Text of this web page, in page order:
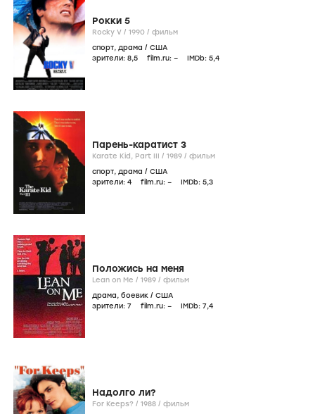
Рокки 5
Rocky V / 1990 / фильм
спорт, драма / США
зрители: 8,5 film.ru: – IMDb: 5,4
Парень-каратист 3
Karate Kid, Part III / 1989 / фильм
спорт, драма / США
зрители: 4 film.ru: – IMDb: 5,3
Положись на меня
Lean on Me / 1989 / фильм
драма, боевик / США
зрители: 7 film.ru: – IMDb: 7,4
Надолго ли?
For Keeps? / 1988 / фильм